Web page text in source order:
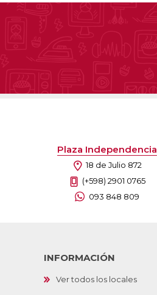
Plaza Independencia
18 de Julio 872
(+598) 2901 0765
093 848 809
INFORMACIÓN
Ver todos los locales